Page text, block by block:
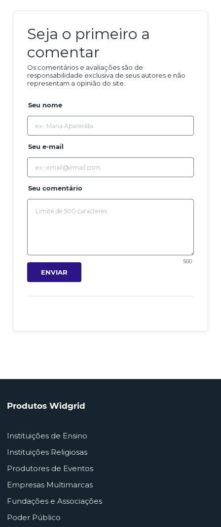
Seja o primeiro a
comentar
Os comentários e avaliações são de
responsabilidade exclusiva de seus autores e não
representam a opinião do site.
Seu nome
Seu e-mail
Seu comentário
500
ENVIAR
Produtos Widgrid
Instituições de Ensino
Instituições Religiosas
Produtores de Eventos
Empresas Multimarcas
Fundações e Associações
Poder Público